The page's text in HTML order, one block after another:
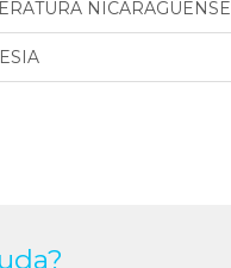
NICARAGÜENSE